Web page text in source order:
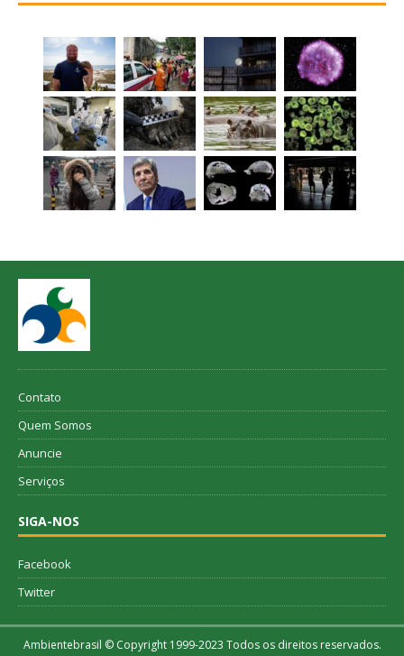
Contato
Quem Somos
Anuncie
Serviços
SIGA-NOS
Facebook
Twitter
Ambientebrasil © Copyright 1999-2023 Todos os direitos reservados.